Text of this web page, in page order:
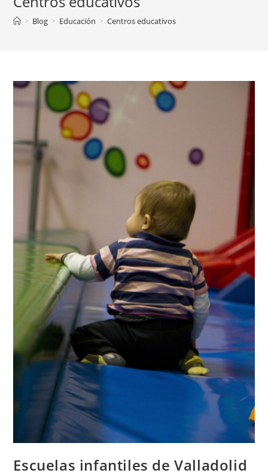
> Blog > Educación > Centros educativos
Escuelas infantiles de Valladolid